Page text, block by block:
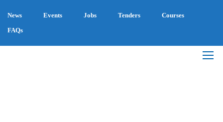
News Events Jobs Tenders
Courses
FAQs